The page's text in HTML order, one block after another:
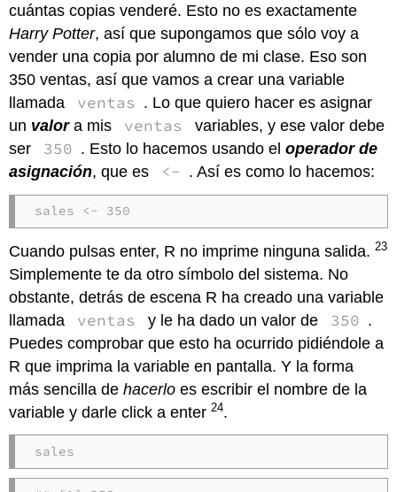
cuántas copias venderé. Esto no es exactamente
Harry Potter, así que supongamos que sólo voy a
vender una copia por alumno de mi clase. Eso son
350 ventas, así que vamos a crear una variable
llamada
ventas . Lo que quiero hacer es asignar
un valora mis ventas
variables, y ese valor debe
ser
350 . Esto lo hacemos usando el operador de
asignación, que es <- . Así es como lo hacemos:
sales <- 350
Cuando pulsas enter, R no imprime ninguna salida.23
Simplemente te da otro símbolo del sistema. No
obstante, detrás de escena R ha creado una variable
llamada
ventas y le ha dado un valor de 350 .
Puedes comprobar que esto ha ocurrido pidiéndole a
R que imprima la variable en pantalla. Y la forma
más sencilla dehacerlo es escribir el nombre de la
variable y darle click a enter24.
sales